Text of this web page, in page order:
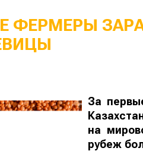
ФЕРМЕРЫ
За
на
рубеж